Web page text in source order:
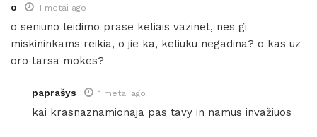
o 1 metai ago
o seniuno leidimo prase keliais vazinet, nes gi
miskininkams reikia, o jie ka, keliuku negadina? o kas uz
oro tarsa mokes?
paprašys 1 metai ago
kai krasnaznamionaja pas tavy in namus invažiuos